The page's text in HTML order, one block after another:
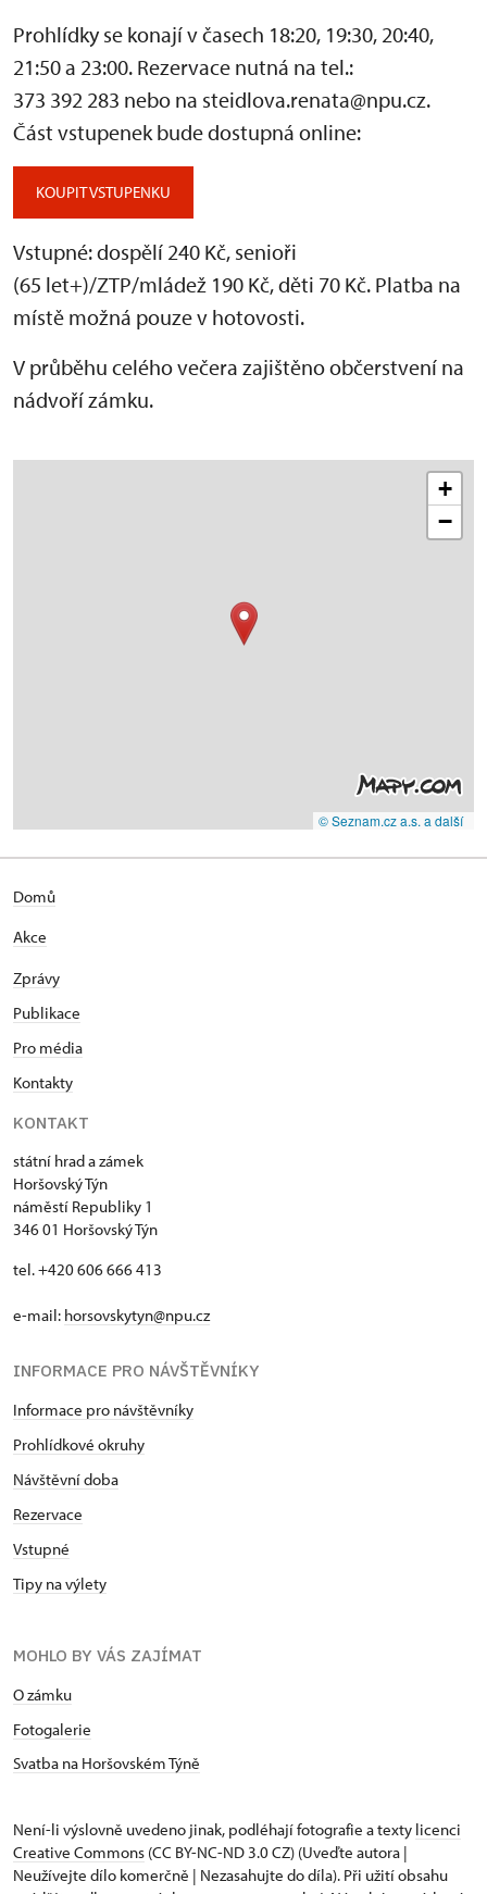
Prohlídky se konají v časech 18:20, 19:30, 20:40,
21:50 a 23:00. Rezervace nutná na tel.:
373 392 283 nebo na steidlova.renata@npu.cz.
Část vstupenek bude dostupná online:
KOUPIT VSTUPENKU
Vstupné: dospělí 240 Kč, senioři
(65 let+)/ZTP/mládež 190 Kč, děti 70 Kč. Platba na
místě možná pouze v hotovosti.
V průběhu celého večera zajištěno občerstvení na
nádvoří zámku.
+
−
© Seznam.cz a.s. a další
Domů
Akce
Zprávy
Publikace
Pro média
Kontakty
KONTAKT
státní hrad a zámek
Horšovský Týn
náměstí Republiky 1
346 01 Horšovský Týn
tel. +420 606 666 413
e-mail: horsovskytyn@npu.cz
INFORMACE PRO NÁVŠTĚVNÍKY
Informace pro návštěvníky
Prohlídkové okruhy
Návštěvní doba
Rezervace
Vstupné
Tipy na výlety
MOHLO BY VÁS ZAJÍMAT
O zámku
Fotogalerie
Svatba na Horšovském Týně
Není-li výslovně uvedeno jinak, podléhají fotografie a texty licenci
Creative Commons (CC BY-NC-ND 3.0 CZ) (Uveďte autora |
Neužívejte dílo komerčně | Nezasahujte do díla). Při užití obsahu